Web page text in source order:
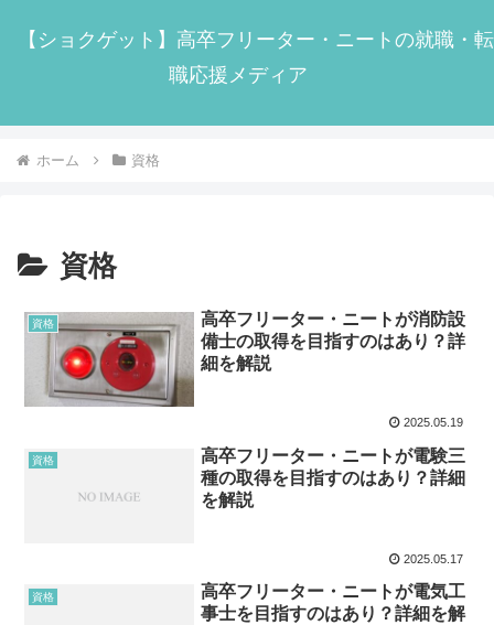
【ショクゲット】高卒フリーター・ニートの就職・転
職応援メディア
ホーム 資格
資格
資格
高卒フリーター・ニートが消防設
備士の取得を目指すのはあり？詳
細を解説
2025.05.19
資格
高卒フリーター・ニートが電験三
種の取得を目指すのはあり？詳細
を解説
2025.05.17
資格
高卒フリーター・ニートが電気工
事士を目指すのはあり？詳細を解